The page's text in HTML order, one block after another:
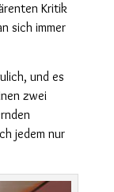
Kritik
sich immer
und es
zwei
jedem nur